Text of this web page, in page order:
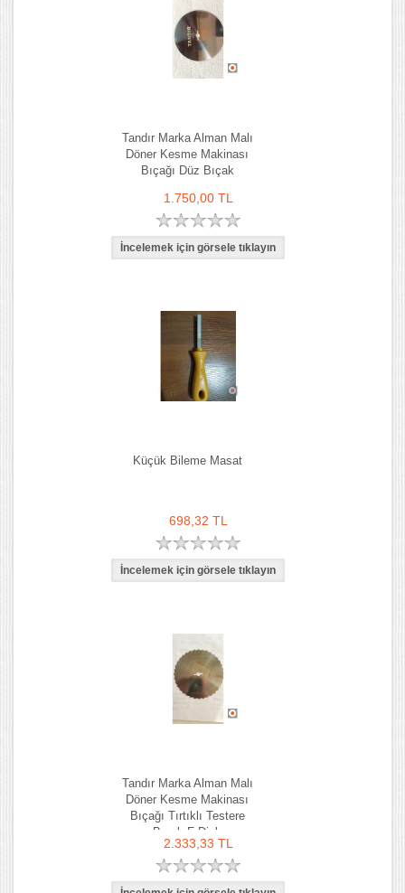
Tandır Marka Alman Malı
Döner Kesme Makinası
Bıçağı Düz Bıçak
1.750,00 TL
Küçük Bileme Masat
698,32 TL
Tandır Marka Alman Malı
Döner Kesme Makinası
Bıçağı Tırtıklı Testere
Bıçak F Dick
2.333,33 TL